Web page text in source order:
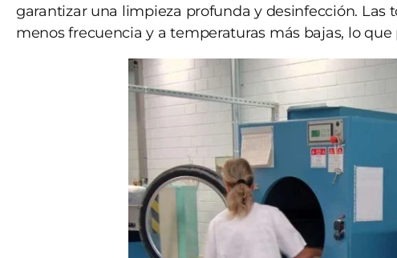
garantizar una limpieza profunda y desinfección. Las
menos frecuencia y a temperaturas más bajas, lo